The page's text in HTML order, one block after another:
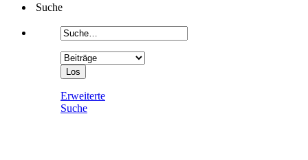
Suche
Erweiterte
Suche